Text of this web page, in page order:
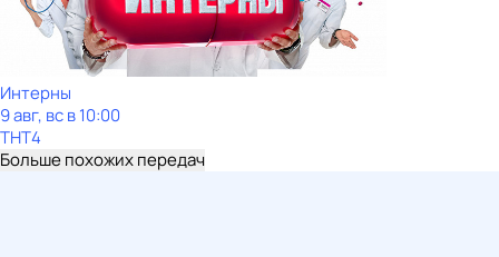
Интерны
9 авг, вс в 10:00
ТНТ4
Больше похожих передач